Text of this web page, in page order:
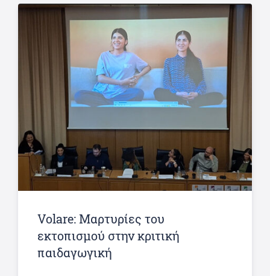
Volare: Μαρτυρίες του
εκτοπισμού στην κριτική
παιδαγωγική